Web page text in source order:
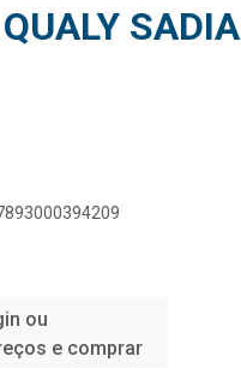
SADIA
ou
e comprar